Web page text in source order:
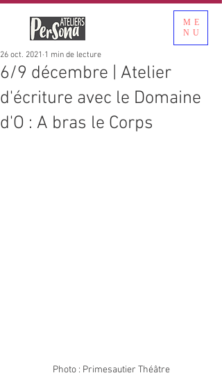
ME
NU
6/9 décembre | Atelier
d'écriture avec le Domaine
d'O : A bras le Corps
26 oct. 2021 1 min de lecture
Photo : Primesautier Théâtre